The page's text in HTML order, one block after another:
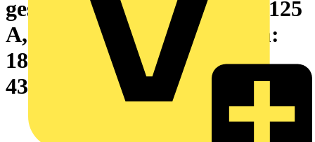
geschraubt, schwarz, grau, 125
A, Polzahl: 3, Raster in mm:
18.00, Isoliert: Nein, Breite:
43.1 mm